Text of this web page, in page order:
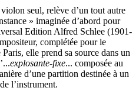
seul, relève d’un tout autre
» imaginée d’abord pour
Edition Alfred Schlee (1901-
complétée pour le
elle prend sa source dans un
explosante-fixe... composée au
d’une partition destinée à un
l’instrument.